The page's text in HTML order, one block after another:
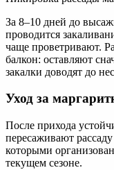
За 8–10 дней до
проводится
чаще проветривают.
балкон: оставляют
закалки доводят до
Уход за
После прихода
пересаживают
которыми
текущем сезоне.